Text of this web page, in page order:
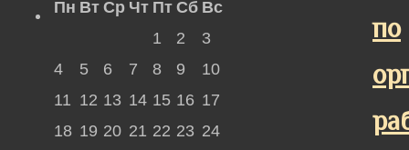
по
Пн Вт Ср Чт Пт Сб Вс
1
2
3
4
5 6 7 8 9
10
11 12 13 14 15 16 17
18 19 20 21 22 23 24